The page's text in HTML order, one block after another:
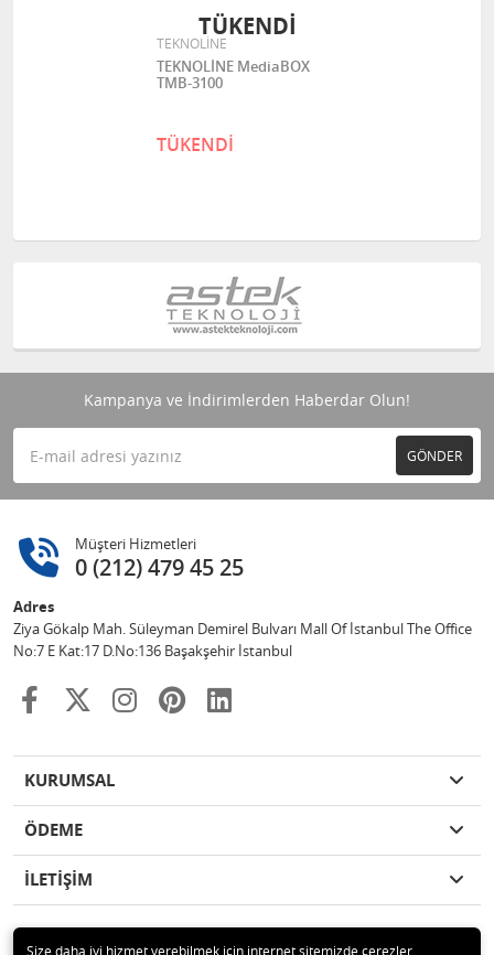
TEKNOLİNE
TEKNOLİNE MediaBOX
TMB-3100
TÜKENDİ
TÜKENDİ
Kampanya ve İndirimlerden Haberdar Olun!
GÖNDER
Müşteri Hizmetleri
0 (212) 479 45 25
Adres
Ziya Gökalp Mah. Süleyman Demirel Bulvarı Mall Of İstanbul The Office
No:7 E Kat:17 D.No:136 Başakşehir İstanbul
KURUMSAL
ÖDEME
İLETİŞİM
Size daha iyi hizmet verebilmek için internet sitemizde çerezler